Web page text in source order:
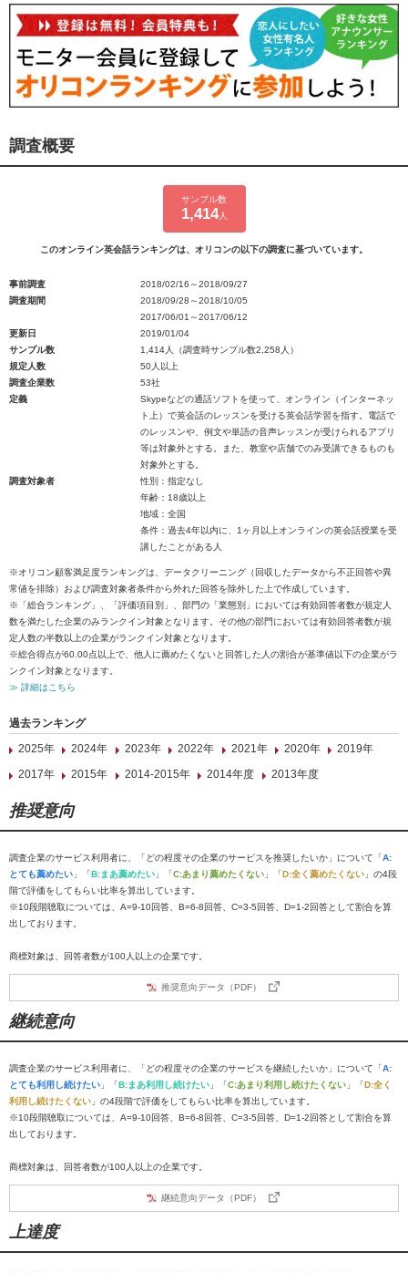
調査概要
サンプル数
1,414人
このオンライン英会話ランキングは、オリコンの以下の調査に基づいています。
事前調査
2018/02/16～2018/09/27
調査期間
2018/09/28～2018/10/05
2017/06/01～2017/06/12
更新日
2019/01/04
サンプル数
1,414人（調査時サンプル数2,258人）
規定人数
50人以上
調査企業数
53社
定義
Skypeなどの通話ソフトを使って、オンライン（インターネッ
ト上）で英会話のレッスンを受ける英会話学習を指す。電話で
のレッスンや、例文や単語の音声レッスンが受けられるアプリ
等は対象外とする。また、教室や店舗でのみ受講できるものも
対象外とする。
調査対象者
性別：指定なし
年齢：18歳以上
地域：全国
条件：過去4年以内に、1ヶ月以上オンラインの英会話授業を受
講したことがある人
※オリコン顧客満足度ランキングは、データクリーニング（回収したデータから不正回答や異
常値を排除）および調査対象者条件から外れた回答を除外した上で作成しています。
※「総合ランキング」、「評価項目別」、部門の「業態別」においては有効回答者数が規定人
数を満たした企業のみランクイン対象となります。その他の部門においては有効回答者数が規
定人数の半数以上の企業がランクイン対象となります。
※総合得点が60.00点以上で、他人に薦めたくないと回答した人の割合が基準値以下の企業がラ
ンクイン対象となります。
≫ 詳細はこちら
過去ランキング
2025年
2024年 2023年 2022年 2021年 2020年
2019年
2017年
2015年 2014-2015年 2014年度 2013年度
推奨意向
調査企業のサービス利用者に、「どの程度その企業のサービスを推奨したいか」について「A:
とても薦めたい 」「B:まあ薦めたい 」「C:あまり薦めたくない 」「D:全く薦めたくない 」の4段
階で評価をしてもらい比率を算出しています。
※10段階聴取については、A=9-10回答、B=6-8回答、C=3-5回答、D=1-2回答として割合を算
出しております。
商標対象は、回答者数が100人以上の企業です。
推奨意向データ（PDF）
継続意向
調査企業のサービス利用者に、「どの程度その企業のサービスを継続したいか」について「A:
とても利用し続けたい 」「B:まあ利用し続けたい 」「C:あまり利用し続けたくない 」「D:全く
利用し続けたくない 」の4段階で評価をしてもらい比率を算出しています。
※10段階聴取については、A=9-10回答、B=6-8回答、C=3-5回答、D=1-2回答として割合を算
出しております。
商標対象は、回答者数が100人以上の企業です。
継続意向データ（PDF）
上達度